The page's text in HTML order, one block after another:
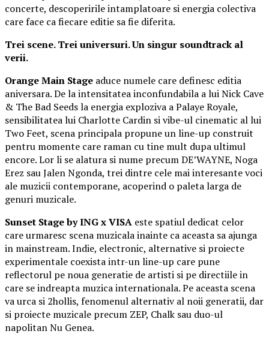
concerte, descoperirile intamplatoare si energia colectiva
care face ca fiecare editie sa fie diferita.
Trei scene. Trei universuri. Un singur soundtrack al
verii.
Orange Main Stage aduce numele care definesc editia
aniversara. De la intensitatea inconfundabila a lui Nick Cave
& The Bad Seeds la energia exploziva a Palaye Royale,
sensibilitatea lui Charlotte Cardin si vibe-ul cinematic al lui
Two Feet, scena principala propune un line-up construit
pentru momente care raman cu tine mult dupa ultimul
encore. Lor li se alatura si nume precum DE’WAYNE, Noga
Erez sau Jalen Ngonda, trei dintre cele mai interesante voci
ale muzicii contemporane, acoperind o paleta larga de
genuri muzicale.
Sunset Stage by ING x VISA este spatiul dedicat celor
care urmaresc scena muzicala inainte ca aceasta sa ajunga
in mainstream. Indie, electronic, alternative si proiecte
experimentale coexista intr-un line-up care pune
reflectorul pe noua generatie de artisti si pe directiile in
care se indreapta muzica internationala. Pe aceasta scena
va urca si 2hollis, fenomenul alternativ al noii generatii, dar
si proiecte muzicale precum ZEP, Chalk sau duo-ul
napolitan Nu Genea.